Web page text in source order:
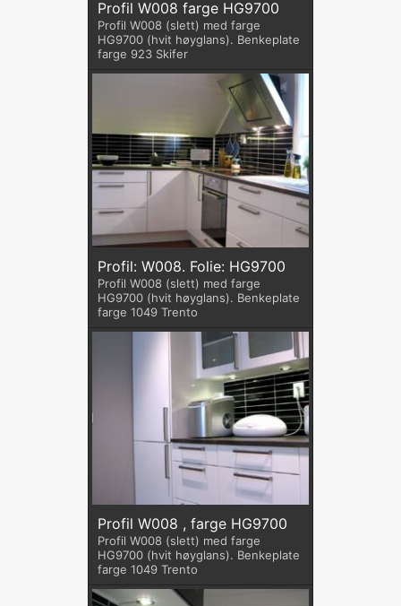
Profil W008 farge HG9700
Profil W008 (slett) med farge
HG9700 (hvit høyglans). Benkeplate
farge 923 Skifer
Profil: W008. Folie: HG9700
Profil W008 (slett) med farge
HG9700 (hvit høyglans). Benkeplate
farge 1049 Trento
Profil W008 , farge HG9700
Profil W008 (slett) med farge
HG9700 (hvit høyglans). Benkeplate
farge 1049 Trento